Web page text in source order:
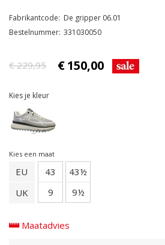
Fabrikantcode
De gripper 06.01
Bestelnummer 331030050
€ 229,95 €150,00
Kies je kleur
Kies een maat
EU
UK
43
9
43½
9½
Maatadvies